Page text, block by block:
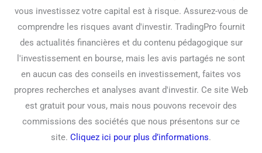
vous investissez votre capital est à risque. Assurez-vous de
comprendre les risques avant d'investir. TradingPro fournit
des actualités financières et du contenu pédagogique sur
l'investissement en bourse, mais les avis partagés ne sont
en aucun cas des conseils en investissement, faites vos
propres recherches et analyses avant d'investir. Ce site Web
est gratuit pour vous, mais nous pouvons recevoir des
commissions des sociétés que nous présentons sur ce
site. Cliquez ici pour plus d’informations.